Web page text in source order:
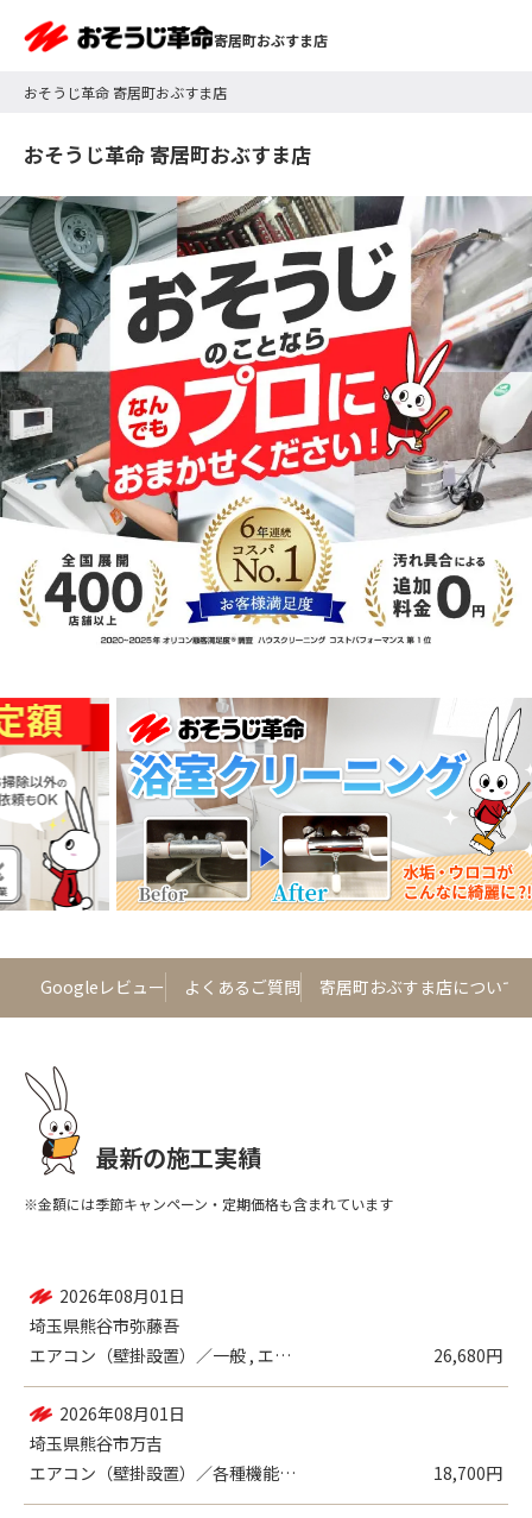
寄居町おぶすま店
おそうじ革命 寄居町おぶすま店
おそうじ革命 寄居町おぶすま店
Googleレビュー よくあるご質問 寄居町おぶすま店について
最新の施工実績
※金額には季節キャンペーン・定期価格も含まれています
2026年08月05日
埼玉県鴻巣市宮地
エアコン（壁掛設置）／一般 , エアコン...
60,080円
2026年08月01日
埼玉県熊谷市弥藤吾
エアコン（壁掛設置）／一般 , エアコン...
26,680円